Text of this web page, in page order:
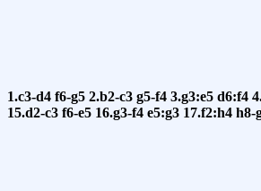
1.c3-d4 f6-g5 2.b2-c3 g5-f4 3.g3:e5 d6:f4
15.d2-c3 f6-e5 16.g3-f4 e5:g3 17.f2:h4 h8-